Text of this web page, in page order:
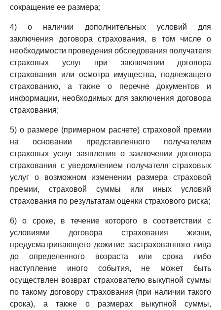
сокращение ее размера;
4) о наличии дополнительных условий для
заключения договора страхования, в том числе о
необходимости проведения обследования получателя
страховых услуг при заключении договора
страхования или осмотра имущества, подлежащего
страхованию, а также о перечне документов и
информации, необходимых для заключения договора
страхования;
5) о размере (примерном расчете) страховой премии
на основании представленного получателем
страховых услуг заявления о заключении договора
страхования с уведомлением получателя страховых
услуг о возможном изменении размера страховой
премии, страховой суммы или иных условий
страхования по результатам оценки страхового риска;
6) о сроке, в течение которого в соответствии с
условиями договора страхования жизни,
предусматривающего дожитие застрахованного лица
до определенного возраста или срока либо
наступление иного события, не может быть
осуществлен возврат страхователю выкупной суммы
по такому договору страхования (при наличии такого
срока), а также о размерах выкупной суммы,